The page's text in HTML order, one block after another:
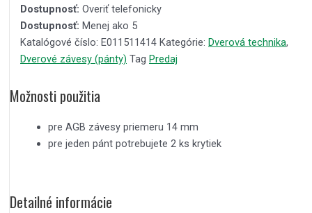
Dostupnosť: Overiť telefonicky
Dostupnosť: Menej ako 5
Katalógové číslo: E011511414 Kategórie: Dverová technika,
Dverové závesy (pánty) Tag Predaj
Možnosti použitia
pre AGB závesy priemeru 14 mm
pre jeden pánt potrebujete 2 ks krytiek
Detailné informácie